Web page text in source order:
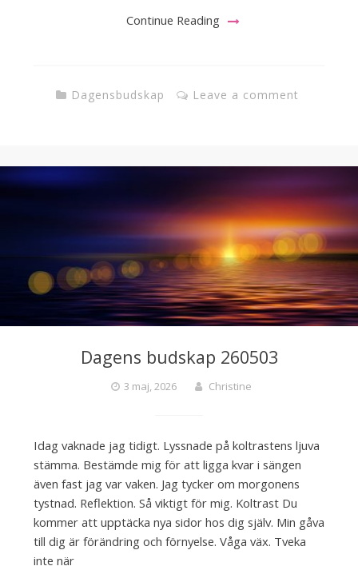
Continue Reading
Dagensbudskap Leave a comment
Dagens budskap 260503
3 maj, 2026 Christine
Idag vaknade jag tidigt. Lyssnade på koltrastens ljuva
stämma. Bestämde mig för att ligga kvar i sängen
även fast jag var vaken. Jag tycker om morgonens
tystnad. Reflektion. Så viktigt för mig. Koltrast Du
kommer att upptäcka nya sidor hos dig själv. Min gåva
till dig är förändring och förnyelse. Våga väx. Tveka
inte när